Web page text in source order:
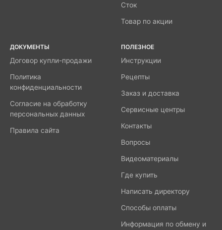
Сток
Товар по акции
ДОКУМЕНТЫ
Договор купли-продажи
Политика
конфиденциальности
Согласие на обработку
персональных данных
Правила сайта
ПОЛЕЗНОЕ
Инструкции
Рецепты
Заказ и доставка
Сервисные центры
Контакты
Вопросы
Видеоматериалы
Где купить
Написать директору
Способы оплаты
Информация по обмену и